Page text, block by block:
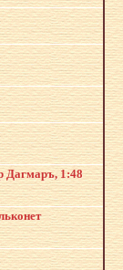
Дагмаръ, 1:48